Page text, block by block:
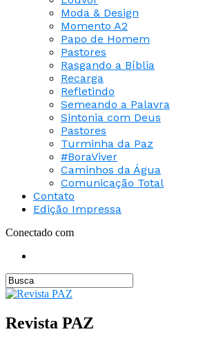
Moda & Design
Momento A2
Papo de Homem
Pastores
Rasgando a Bíblia
Recarga
Refletindo
Semeando a Palavra
Sintonia com Deus
Pastores
Turminha da Paz
#BoraViver
Caminhos da Água
Comunicação Total
Contato
Edição Impressa
Conectado com
Revista PAZ